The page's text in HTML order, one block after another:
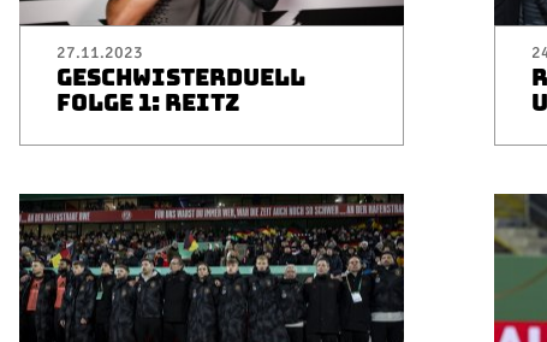
27.11.2023
GESCHWISTERDUELL
FOLGE 1: REITZ